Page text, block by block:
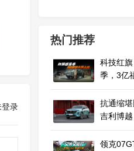
登录
热门推荐
科技红
季，3亿
抗通缩
吉利博
领克